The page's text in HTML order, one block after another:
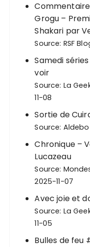
Grogu –
Shakari par
Source: RSF
Samedi
voir
Source: La
11-08
Sortie de
Source: Aldebo
Chronique –
Lucazeau
Source:
2025-11-07
Avec joie et
Source: La
11-05
Bulles de feu